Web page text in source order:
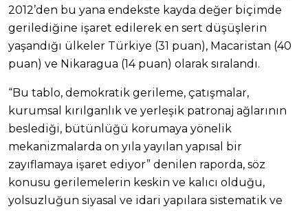
2012’den bu yana endekste kayda değer biçimde
gerilediğine işaret edilerek en sert düşüşlerin
yaşandığı ülkeler Türkiye (31 puan), Macaristan (40
puan) ve Nikaragua (14 puan) olarak sıralandı.
“Bu tablo, demokratik gerileme, çatışmalar,
kurumsal kırılganlık ve yerleşik patronaj ağlarının
beslediği, bütünlüğü korumaya yönelik
mekanizmalarda on yıla yayılan yapısal bir
zayıflamaya işaret ediyor” denilen raporda, söz
konusu gerilemelerin keskin ve kalıcı olduğu,
yolsuzluğun siyasal ve idari yapılara sistematik ve